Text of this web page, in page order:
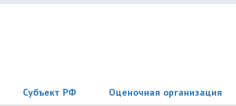
Субъект РФ Оценочная организация